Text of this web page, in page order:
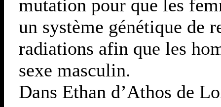
mutation pour que les
un système génétique de
radiations afin que les
sexe masculin.
Dans Ethan d’Athos de